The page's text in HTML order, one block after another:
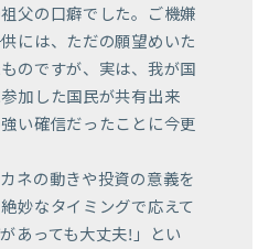
父の口癖でした。ご機嫌
には、ただの願望めいた
のですが、実は、我が国
加した国民が共有出来
い確信だったことに今更
ネの動きや投資の意義を
妙なタイミングで応えて
あっても大丈夫!」とい